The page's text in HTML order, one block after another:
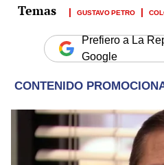
GUSTAVO PETRO
Prefiero a La
Google